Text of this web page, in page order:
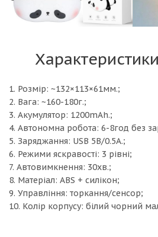
1. Розмір: ~132×113×61мм.;
2. Вага: ~160-180г.;
3. Акумулятор: 1200mAh.;
4. Автономна робота: 6-8год без
5. Заряджання: USB 5В/0.5А.;
6. Режими яскравості: 3 рівні;
7. Автовимкнення: 30хв.;
8. Матеріал: ABS + силікон;
9. Управління: торкання/сенсор;
10. Колір корпусу: білий чорний